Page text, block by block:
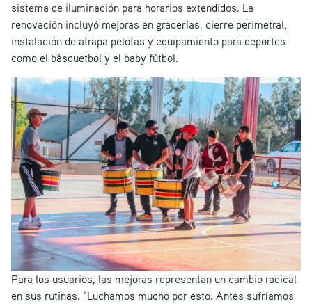
sistema de iluminación para horarios extendidos. La
renovación incluyó mejoras en graderías, cierre perimetral,
instalación de atrapa pelotas y equipamiento para deportes
como el básquetbol y el baby fútbol.
Para los usuarios, las mejoras representan un cambio radical
en sus rutinas. “Luchamos mucho por esto. Antes sufríamos